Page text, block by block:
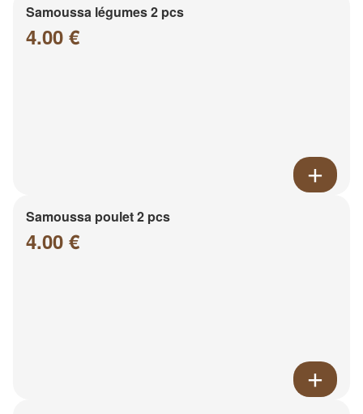
Samoussa légumes 2 pcs
4.00 €
Samoussa poulet 2 pcs
4.00 €